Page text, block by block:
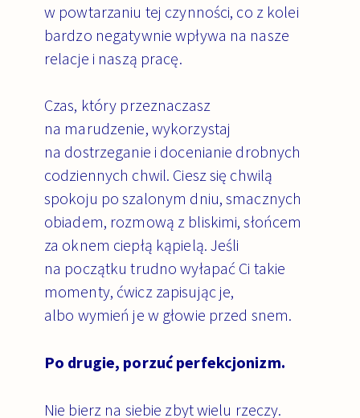
w powtarzaniu tej czynności, co z kolei
bardzo negatywnie wpływa na nasze
relacje i naszą pracę.
Czas, który przeznaczasz
na marudzenie, wykorzystaj
na dostrzeganie i docenianie drobnych
codziennych chwil. Ciesz się chwilą
spokoju po szalonym dniu, smacznych
obiadem, rozmową z bliskimi, słońcem
za oknem ciepłą kąpielą.Jeśli
na początku trudno wyłapać Ci takie
momenty, ćwicz zapisując je,
albo wymień je w głowie przed snem.
Po drugie, porzuć perfekcjonizm.
Nie bierz na siebie zbyt wielu rzeczy.